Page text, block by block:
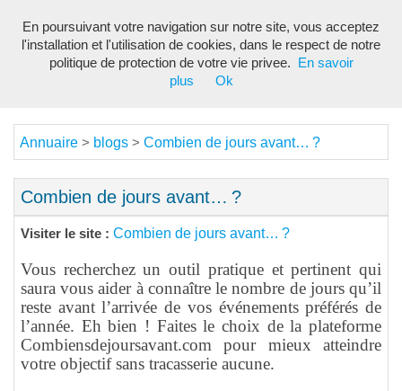
Annuaire > blogs > Combien de jours avant… ?
Combien de jours avant… ?
Visiter le site : Combien de jours avant… ?
Vous recherchez un outil pratique et pertinent qui
saura vous aider à connaître le nombre de jours qu’il
reste avant l’arrivée de vos événements préférés de
l’année. Eh bien ! Faites le choix de la plateforme
Combiensdejoursavant.com pour mieux atteindre
votre objectif sans tracasserie aucune.
En poursuivant votre navigation sur notre site, vous acceptez
l'installation et l'utilisation de cookies, dans le respect de notre
politique de protection de votre vie privee.
En savoir
plus
Ok